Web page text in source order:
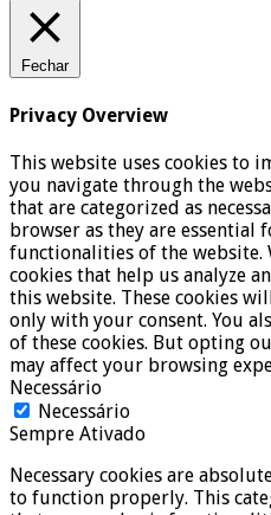
Fechar
Privacy Overview
This website uses cookies to
you navigate through the
that are categorized as
browser as they are essential
functionalities of the website.
cookies that help us analyze
this website. These cookies
only with your consent. You
of these cookies. But opting
may affect your browsing
Necessário
Necessário
Sempre Ativado
Necessary cookies are
to function properly. This